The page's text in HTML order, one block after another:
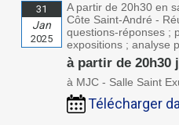
31
Jan
2025
A partir de 20h30 en
Côte Saint-André -
questions-réponses ;
expositions ; analyse
à partir de 20h30
à MJC - Salle Saint
Télécharger